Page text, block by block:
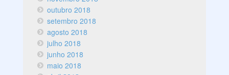
outubro 2018
setembro 2018
agosto 2018
julho 2018
junho 2018
maio 2018